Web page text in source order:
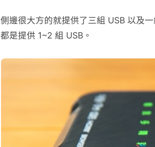
側邊很大方的就提供了三組 USB 以及
都是提供 1~2 組 USB。